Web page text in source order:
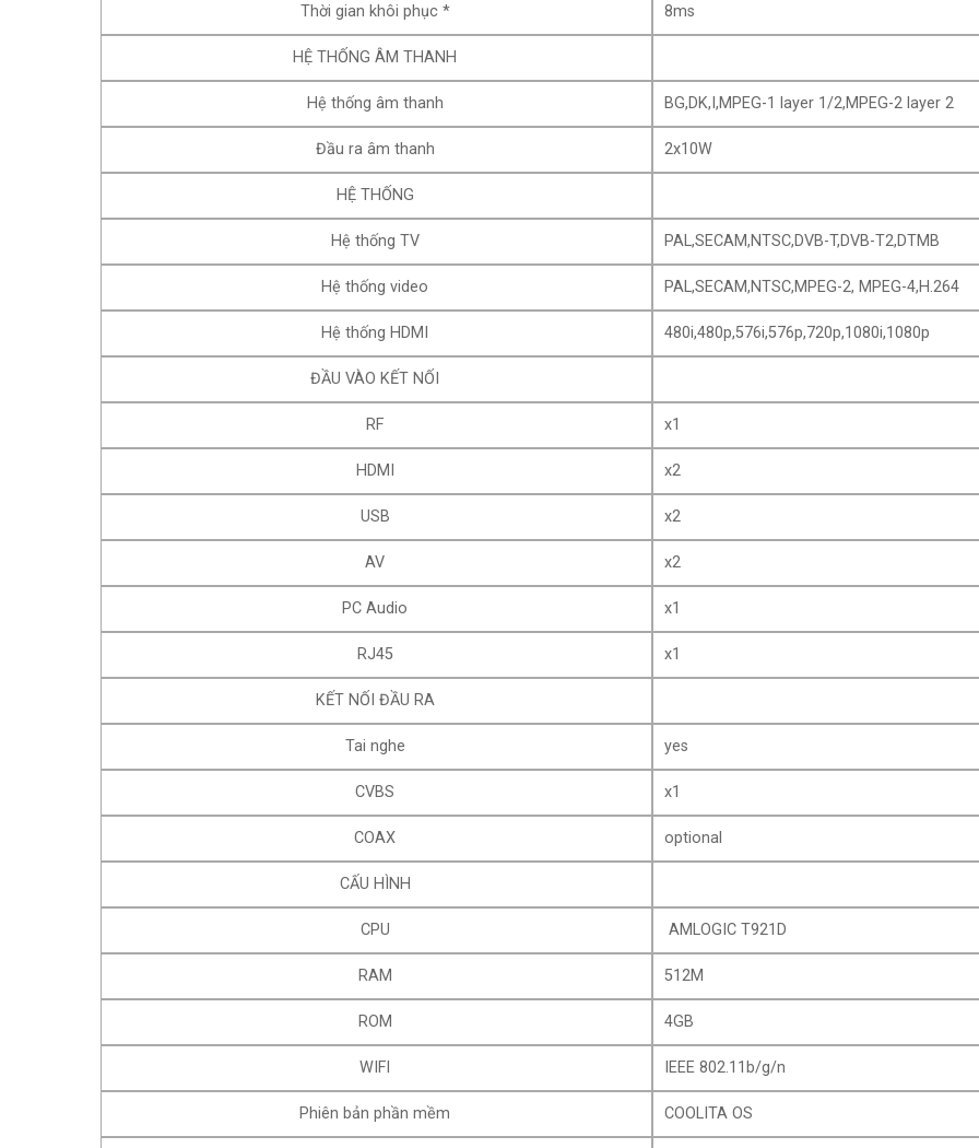
Thời gian khôi phục * 8ms
HỆ THỐNG ÂM THANH
Hệ thống âm thanh BG,DK,I,MPEG-1 layer 1/2,MPEG-2 layer 2
Đầu ra âm thanh 2x10W
HỆ THỐNG
Hệ thống TV PAL,SECAM,NTSC,DVB-T,DVB-T2,DTMB
Hệ thống video PAL,SECAM,NTSC,MPEG-2, MPEG-4,H.264
Hệ thống HDMI 480i,480p,576i,576p,720p,1080i,1080p
ĐẦU VÀO KẾT NỐI
RF x1
HDMI x2
USB x2
AV x2
PC Audio x1
RJ45 x1
KẾT NỐI ĐẦU RA
Tai nghe yes
CVBS x1
COAX optional
CẤU HÌNH
CPU AMLOGIC T921D
RAM 512M
ROM 4GB
WIFI IEEE 802.11b/g/n
Phiên bản phần mềm COOLITA OS